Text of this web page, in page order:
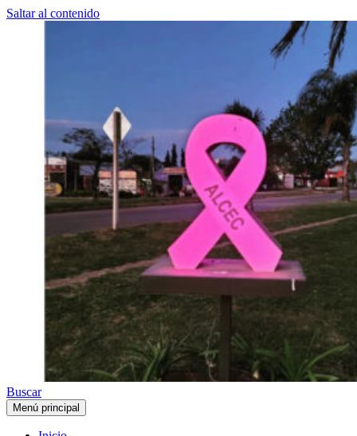
Saltar al contenido
Buscar
Menú principal